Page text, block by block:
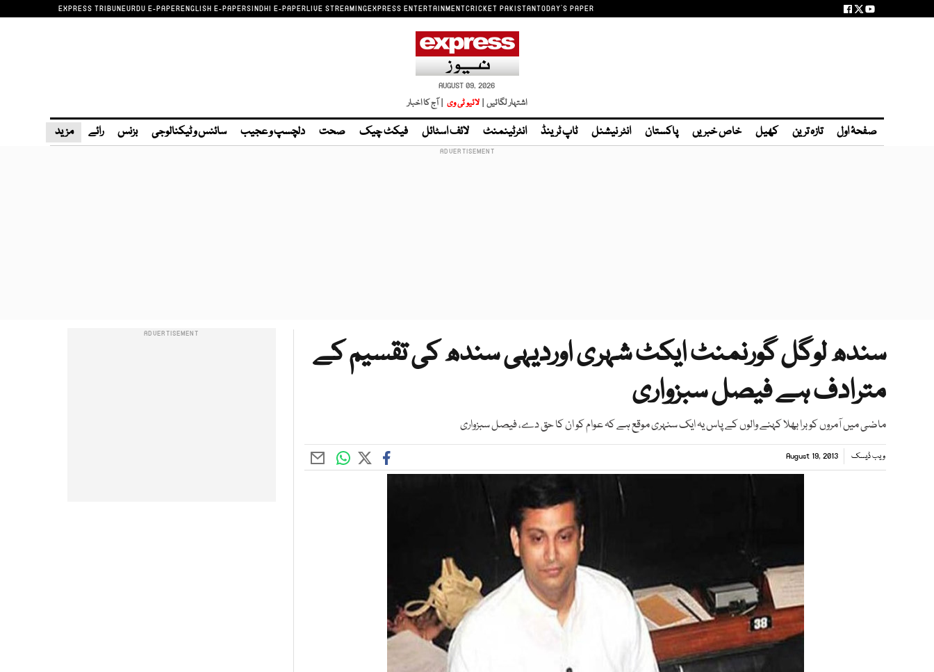
EXPRESS TRIBUNEURDU E-PAPERENGLISH E-PAPERSINDHI E-PAPERLIVE STREAMINGEXPRESS ENTERTAINMENTCRICKET PAKISTANTODAY'S PAPER
AUGUST 09, 2026
اشتہار لگائیں | لائیو ٹی وی | آج کا اخبار
صفحۂ اول تازہ ترین کھیل خاص خبریں پاکستان انٹر نیشنل ٹاپ ٹرینڈ انٹرٹینمنٹ لائف اسٹائل فیکٹ چیک صحت دلچسپ و عجیب سائنس و ٹیکنالوجی بزنس رائے مزید
سندھ لوگل گورنمنٹ ایکٹ شہری اوردیہی سندھ کی تقسیم کے
مترادف ہے فیصل سبزواری
ماضی میں آمروں کو برا بھلا کہنے والوں کے پاس یہ ایک سنہری موقع ہے کہ عوام کو ان کا حق دے، فیصل سبزواری
ویب ڈیسک August 19, 2013